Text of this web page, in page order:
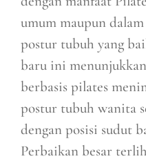
umum maupun
postur tubuh yang
baru ini
berbasis pilates
postur tubuh wanita
dengan posisi sudut
Perbaikan besar